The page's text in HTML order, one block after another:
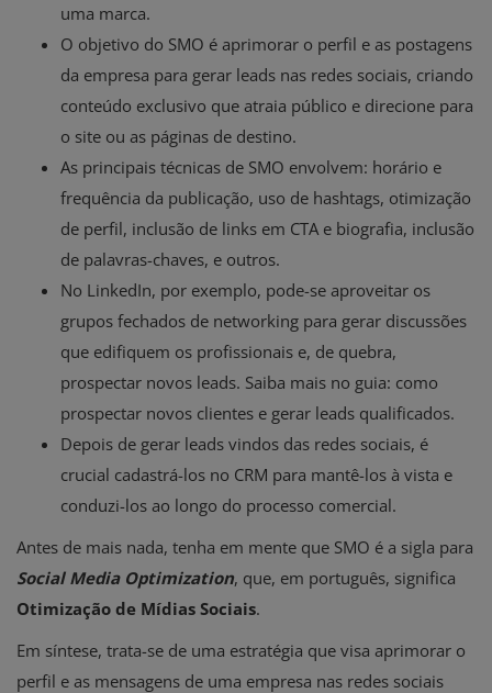
uma marca.
O objetivo do SMO é aprimorar o perfil e as postagens
da empresa para gerar leads nas redes sociais, criando
conteúdo exclusivo que atraia público e direcione para
o site ou as páginas de destino.
As principais técnicas de SMO envolvem: horário e
frequência da publicação, uso de hashtags, otimização
de perfil, inclusão de links em CTA e biografia, inclusão
de palavras-chaves, e outros.
No LinkedIn, por exemplo, pode-se aproveitar os
grupos fechados de networking para gerar discussões
que edifiquem os profissionais e, de quebra,
prospectar novos leads. Saiba mais no guia: como
prospectar novos clientes e gerar leads qualificados.
Depois de gerar leads vindos das redes sociais, é
crucial cadastrá-los no CRM para mantê-los à vista e
conduzi-los ao longo do processo comercial.
Antes de mais nada, tenha em mente que SMO é a sigla para
Social Media Optimization, que, em português, significa
Otimização de Mídias Sociais.
Em síntese, trata-se de uma estratégia que visa aprimorar o
perfil e as mensagens de uma empresa nas redes sociais